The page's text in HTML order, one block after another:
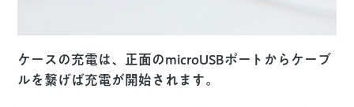
ケースの充電は、正面のmicroUSBポートからケーブ
ルを繋げば充電が開始されます。